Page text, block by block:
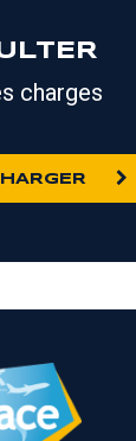
charges